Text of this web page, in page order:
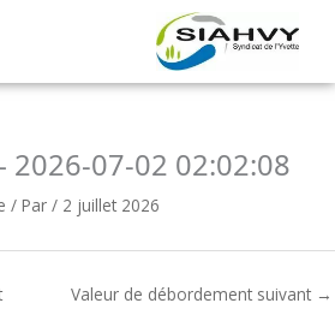
2026-07-02 02:02:08
/ Par / 2 juillet 2026
Valeur de débordement suivant →